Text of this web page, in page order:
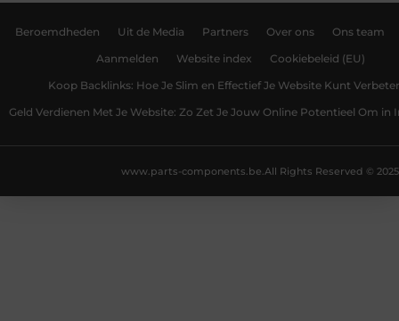
Beroemdheden Uit de Media Partners Over ons Ons team
Aanmelden Website index Cookiebeleid (EU)
Koop Backlinks: Hoe Je Slim en Effectief Je Website Kunt
Geld Verdienen Met Je Website: Zo Zet Je Jouw Online Potentieel Om in
All Rights Reserved © 2025
www.parts-components.be.